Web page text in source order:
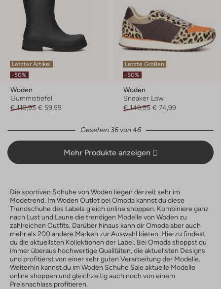
Letzter Artikel
-50%
Woden
Gummistiefel
€ 119,95 € 59,99
Letzte Größen
-50%
Woden
Sneaker Low
€ 149,95 € 74,99
Gesehen 36 von 46
Mehr Produkte anzeigen
Die sportiven Schuhe von Woden liegen derzeit sehr im
Modetrend. Im Woden Outlet bei Omoda kannst du diese
Trendschuhe des Labels gleich online shoppen. Kombiniere ganz
nach Lust und Laune die trendigen Modelle von Woden zu
zahlreichen Outfits. Darüber hinaus kann dir Omoda aber auch
mehr als 200 andere Marken zur Auswahl bieten. Hierzu findest
du die aktuellsten Kollektionen der Label. Bei Omoda shoppst du
immer überaus hochwertige Qualitäten, die aktuellsten Designs
und profitierst von einer sehr guten Verarbeitung der Modelle.
Weiterhin kannst du im Woden Schuhe Sale aktuelle Modelle
online shoppen und gleichzeitig auch noch von einem
Preisnachlass profitieren.